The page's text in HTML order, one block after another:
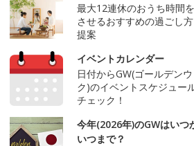
最大12連休のおうち時間
させるおすすめの過ごし
提案
イベントカレンダー
日付からGW(ゴールデン
ク)のイベントスケジュー
チェック！
今年(2026年)のGWはいつ
いつまで？